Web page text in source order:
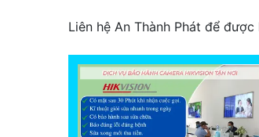
Liên hệ An Thành Phát để